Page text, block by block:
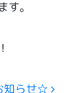
す。
知らせ☆